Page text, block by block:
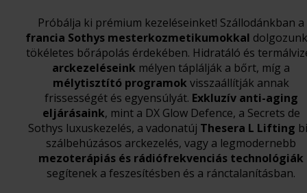
Próbálja ki prémium kezeléseinket! Szállodánkban a
francia Sothys mesterkozmetikumokkal
tökéletes bőrápolás érdekében. Hidratáló és
arckezeléseink mélyen táplálják a bőrt, míg a
mélytisztító programok visszaállítják annak
frissességét és egyensúlyát. Exkluzív anti-aging
eljárásaink, mint a DX Glow Defence, a Secrets de
Sothys luxuskezelés, a vadonatúj Thesera L Lifting
szálbehúzásos arckezelés, vagy a legmodernebb
mezoterápiás és rádiófrekvenciás technológiák
segítenek a feszesítésben és a ránctalanításban.